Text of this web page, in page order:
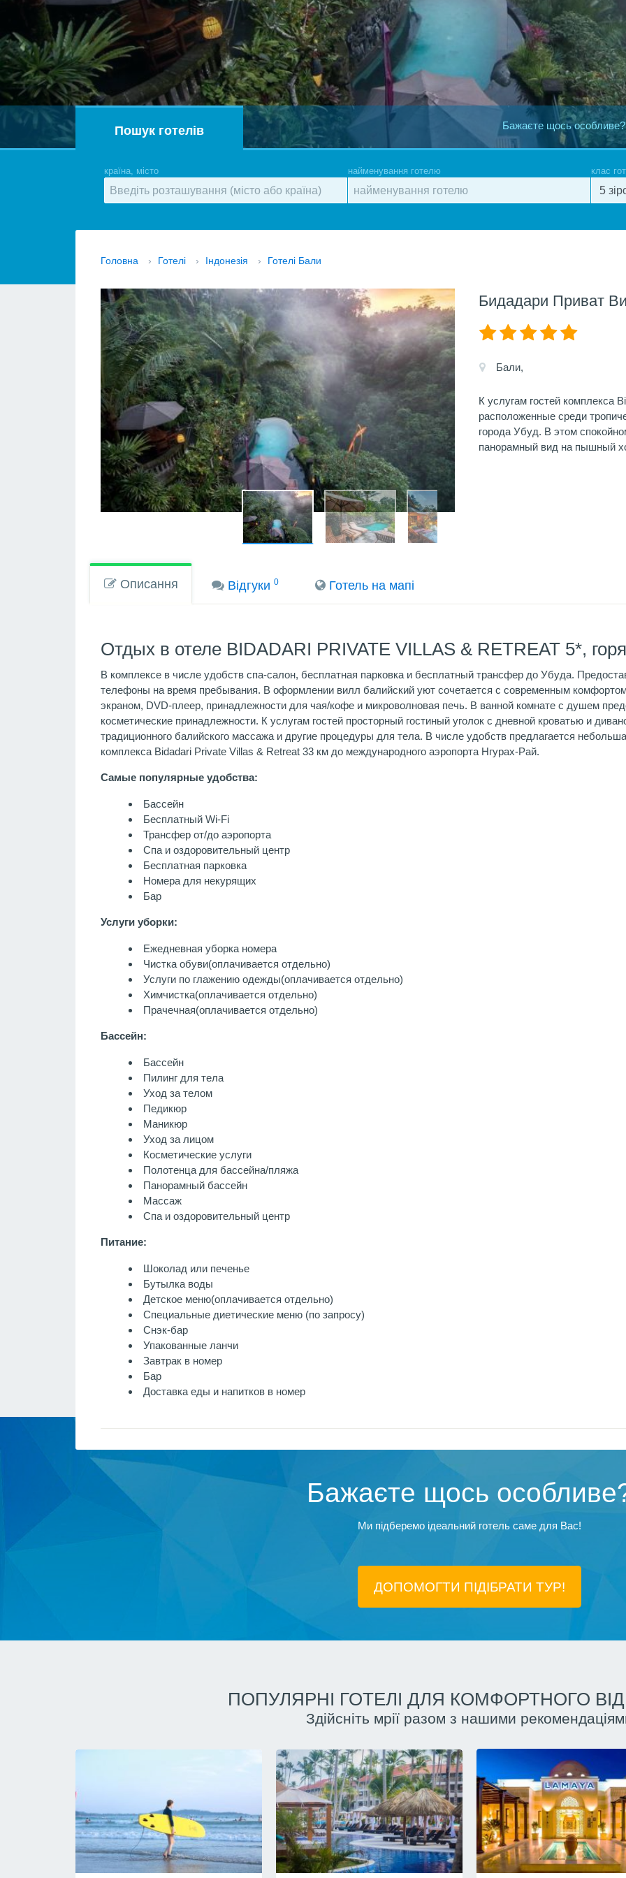
Бажаєте щось
Пошук готелів
країна, місто найменування готелю клас
Головна › Готелі › Індонезія › Готелі Бали
Бидадари Приват
Бали,
К услугам гостей комплекса
расположенные среди
города Убуд. В этом
панорамный вид на пышный
Описання Вiдгуки0 Готель на мапi
Отдых в отеле BIDADARI PRIVATE VILLAS & RETREAT 5*,
В комплексе в числе удобств спа-салон, бесплатная парковка и бесплатный трансфер до Убуда.
телефоны на время пребывания. В оформлении вилл балийский уют сочетается с современным
экраном, DVD-плеер, принадлежности для чая/кофе и микроволновая печь. В ванной комнате с душем
косметические принадлежности. К услугам гостей просторный гостиный уголок с дневной кроватью и
традиционного балийского массажа и другие процедуры для тела. В числе удобств предлагается
комплекса Bidadari Private Villas & Retreat 33 км до международного аэропорта Нгурах-Рай.
Самые популярные удобства:
Бассейн
Бесплатный Wi-Fi
Трансфер от/до аэропорта
Спа и оздоровительный центр
Бесплатная парковка
Номера для некурящих
Бар
Услуги уборки:
Ежедневная уборка номера
Чистка обуви(оплачивается отдельно)
Услуги по глажению одежды(оплачивается отдельно)
Химчистка(оплачивается отдельно)
Прачечная(оплачивается отдельно)
Бассейн:
Бассейн
Пилинг для тела
Уход за телом
Педикюр
Маникюр
Уход за лицом
Косметические услуги
Полотенца для бассейна/пляжа
Панорамный бассейн
Массаж
Спа и оздоровительный центр
Питание:
Шоколад или печенье
Бутылка воды
Детское меню(оплачивается отдельно)
Специальные диетические меню (по запросу)
Снэк-бар
Упакованные ланчи
Завтрак в номер
Бар
Доставка еды и напитков в номер
Бажаєте щось
Ми підберемо ідеальний готель саме для Вас!
ДОПОМОГТИ ПІДIБРАТИ ТУР!
ПОПУЛЯРНІ ГОТЕЛІ ДЛЯ КОМФОРТНОГО
Здійсніть мрії разом з нашими